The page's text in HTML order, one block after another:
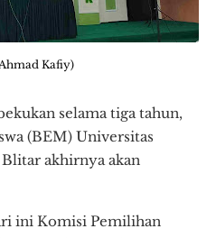
Kafiy)
selama tiga tahun,
(BEM) Universitas
akhirnya akan
ini Komisi Pemilihan